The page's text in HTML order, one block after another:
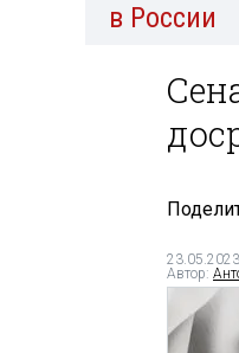
в России
Автор: